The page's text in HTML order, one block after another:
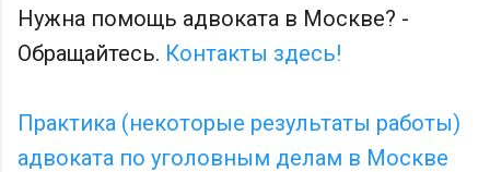
Нужна помощь адвоката в Москве? -
Обращайтесь. Контакты здесь!
Практика (некоторые результаты работы)
адвоката по уголовным делам в Москве